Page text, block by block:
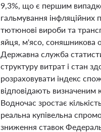
9,3%, що є першим
гальмування інфляційних
тютюнові вироби та
яйця, м'ясо, соняшникова
Державна служба
структуру витрат і стан
розраховувати індекс
відповідають визначеним
Водночас зростає
реальна купівельна
зниження ставок